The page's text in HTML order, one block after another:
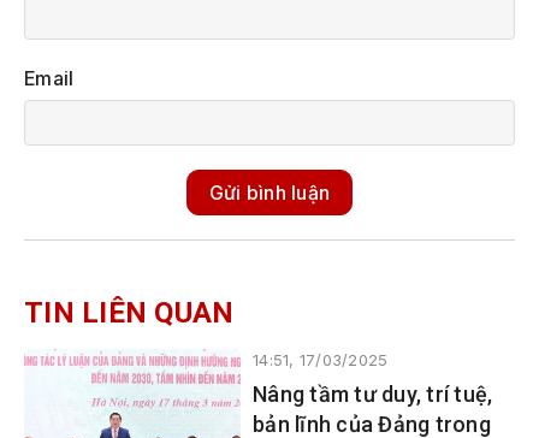
Email
Gửi bình luận
TIN LIÊN QUAN
14:51, 17/03/2025
Nâng tầm tư duy, trí tuệ,
bản lĩnh của Đảng trong